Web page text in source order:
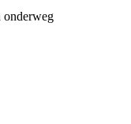
onderweg